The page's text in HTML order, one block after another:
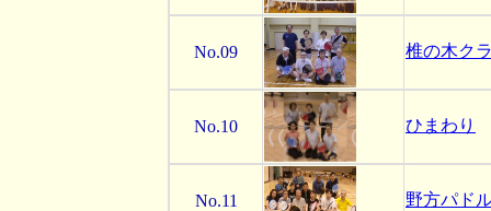
No.09 椎の木ク
No.10 ひまわり
No.11 野方パド